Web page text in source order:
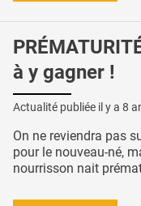
à y gagner !
Actualité publiée il y a 8
On ne reviendra pas
pour le nouveau-né,
nourrisson nait